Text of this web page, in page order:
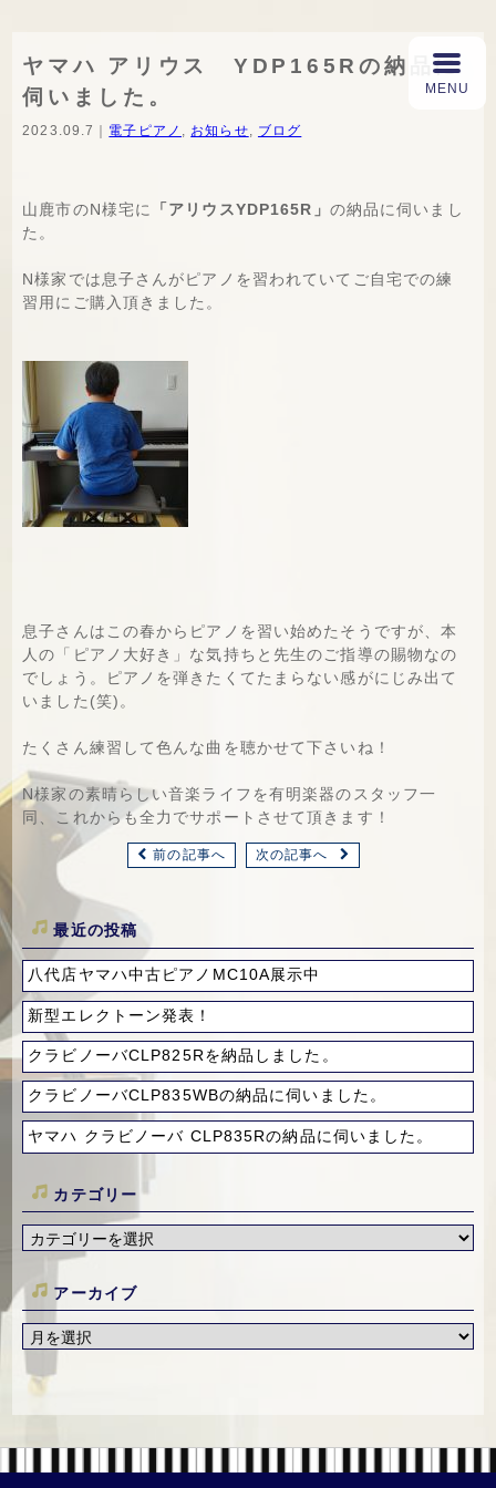
ヤマハ アリウス YDP165Rの納品に
伺いました。
2023.09.7｜ 電子ピアノ お知らせ ブログ
山鹿市のN様宅に 「アリウスYDP165R」 の納品に伺いまし
た。
N様家では息子さんがピアノを習われていてご自宅での練
習用にご購入頂きました。
息子さんはこの春からピアノを習い始めたそうですが、本
人の「ピアノ大好き」な気持ちと先生のご指導の賜物なの
でしょう。ピアノを弾きたくてたまらない感がにじみ出て
いました(笑)。
たくさん練習して色んな曲を聴かせて下さいね！
N様家の素晴らしい音楽ライフを有明楽器のスタッフ一
同、これからも全力でサポートさせて頂きます！
前の記事へ 次の記事へ
最近の投稿
八代店ヤマハ中古ピアノMC10A展示中
新型エレクトーン発表！
クラビノーバCLP825Rを納品しました。
クラビノーバCLP835WBの納品に伺いました。
ヤマハ クラビノーバ CLP835Rの納品に伺いました。
カテゴリー
アーカイブ